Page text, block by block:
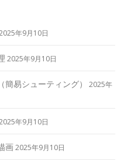
年9月10日
2025年9月10日
易シューティング）
2025年
年9月10日
画2025年9月10日